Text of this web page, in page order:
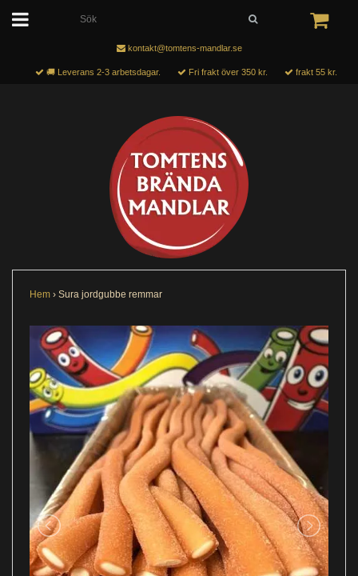
kontakt@tomtens-mandlar.se
🚚 Leverans 2-3 arbetsdagar. Fri frakt över 350 kr. frakt 55 kr.
Hem › Sura jordgubbe remmar